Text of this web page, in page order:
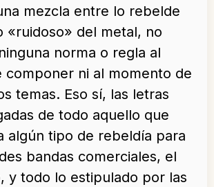
mezcla entre lo rebelde
«ruidoso» del metal, no
norma o regla al
componer ni al momento de
temas. Eso sí, las letras
de todo aquello que
algún tipo de rebeldía para
bandas comerciales, el
y todo lo estipulado por las